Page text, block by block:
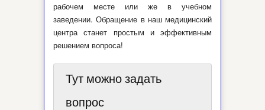
рабочем месте или же в учебном
заведении. Обращение в наш медицинский
центра станет простым и эффективным
решением вопроса!
Тут можно задать
вопрос